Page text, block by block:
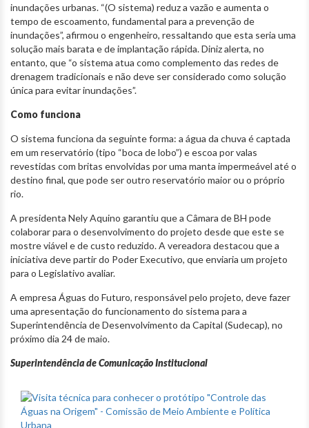
inundações urbanas. “(O sistema) reduz a vazão e aumenta o
tempo de escoamento, fundamental para a prevenção de
inundações”, afirmou o engenheiro, ressaltando que esta seria uma
solução mais barata e de implantação rápida. Diniz alerta, no
entanto, que “o sistema atua como complemento das redes de
drenagem tradicionais e não deve ser considerado como solução
única para evitar inundações”.
Como funciona
O sistema funciona da seguinte forma: a água da chuva é captada
em um reservatório (tipo “boca de lobo”) e escoa por valas
revestidas com britas envolvidas por uma manta impermeável até o
destino final, que pode ser outro reservatório maior ou o próprio
rio.
A presidenta Nely Aquino garantiu que a Câmara de BH pode
colaborar para o desenvolvimento do projeto desde que este se
mostre viável e de custo reduzido. A vereadora destacou que a
iniciativa deve partir do Poder Executivo, que enviaria um projeto
para o Legislativo avaliar.
A empresa Águas do Futuro, responsável pelo projeto, deve fazer
uma apresentação do funcionamento do sistema para a
Superintendência de Desenvolvimento da Capital (Sudecap), no
próximo dia 24 de maio.
Superintendência de Comunicação Institucional